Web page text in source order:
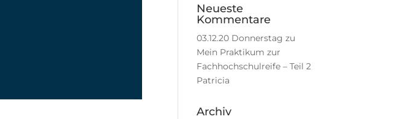
Neueste
Kommentare
03.12.20 Donnerstag zu
Mein Praktikum zur
Fachhochschulreife – Teil 2
Patricia
Archiv